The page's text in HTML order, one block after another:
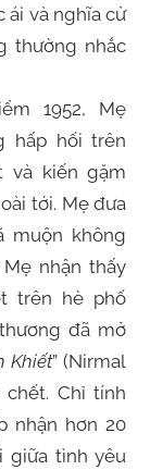
ái và nghĩa cử
thường nhắc
1952, Mẹ
hấp hối trên
và kiến gặm
tới. Mẹ đưa
muộn không
nhận thấy
trên hè phố
đã mở
Khiết” (Nirmal
Chỉ tính
nhận hơn 20
giữa tình yêu